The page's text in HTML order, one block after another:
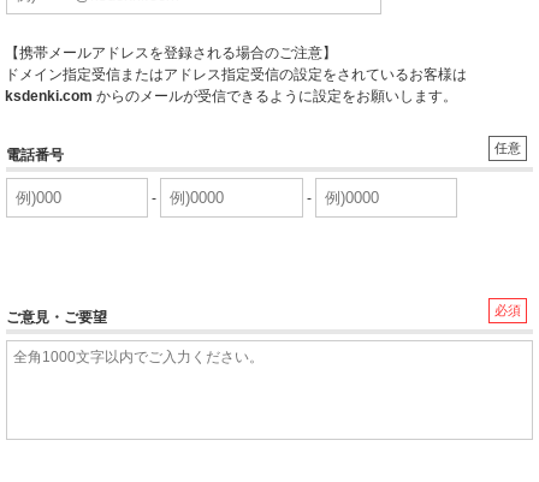
【携帯メールアドレスを登録される場合のご注意】
ドメイン指定受信またはアドレス指定受信の設定をされているお客様は
ksdenki.com からのメールが受信できるように設定をお願いします。
任意
電話番号
- -
必須
ご意見・ご要望